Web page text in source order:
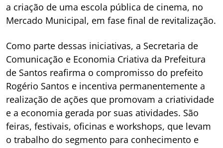
a criação de uma escola pública de cinema, no
Mercado Municipal, em fase final de revitalização.
Como parte dessas iniciativas, a Secretaria de
Comunicação e Economia Criativa da Prefeitura
de Santos reafirma o compromisso do prefeito
Rogério Santos e incentiva permanentemente a
realização de ações que promovam a criatividade
e a economia gerada por suas atividades. São
feiras, festivais, oficinas e workshops, que levam
o trabalho do segmento para conhecimento e